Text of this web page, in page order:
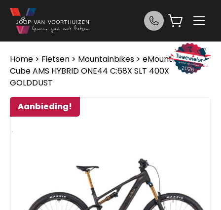
Ga naar de inhoud
Home > Fietsen > Mountainbikes > eMountainbike>
Cube AMS HYBRID ONE44 C:68X SLT 400X
GOLDDUST
Aanbieding!